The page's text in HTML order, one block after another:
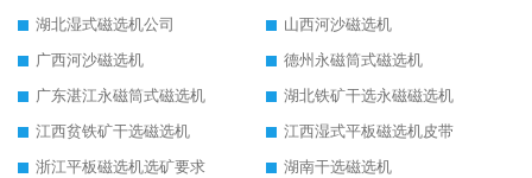
湖北湿式磁选机公司
山西河沙磁选机
广西河沙磁选机
德州永磁筒式磁选机
广东湛江永磁筒式磁选机
湖北铁矿干选永磁磁选机
江西贫铁矿干选磁选机
江西湿式平板磁选机皮带
浙江平板磁选机选矿要求
湖南干选磁选机